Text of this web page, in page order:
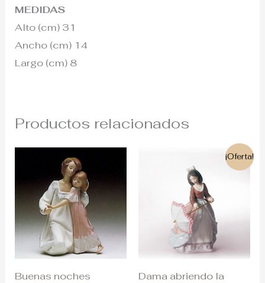
MEDIDAS
Alto (cm) 31
Ancho (cm) 14
Largo (cm) 8
Productos relacionados
Buenas noches
¡Oferta!
Dama abriendo la
precio
original
670€.
precio
actual
es:
595€.